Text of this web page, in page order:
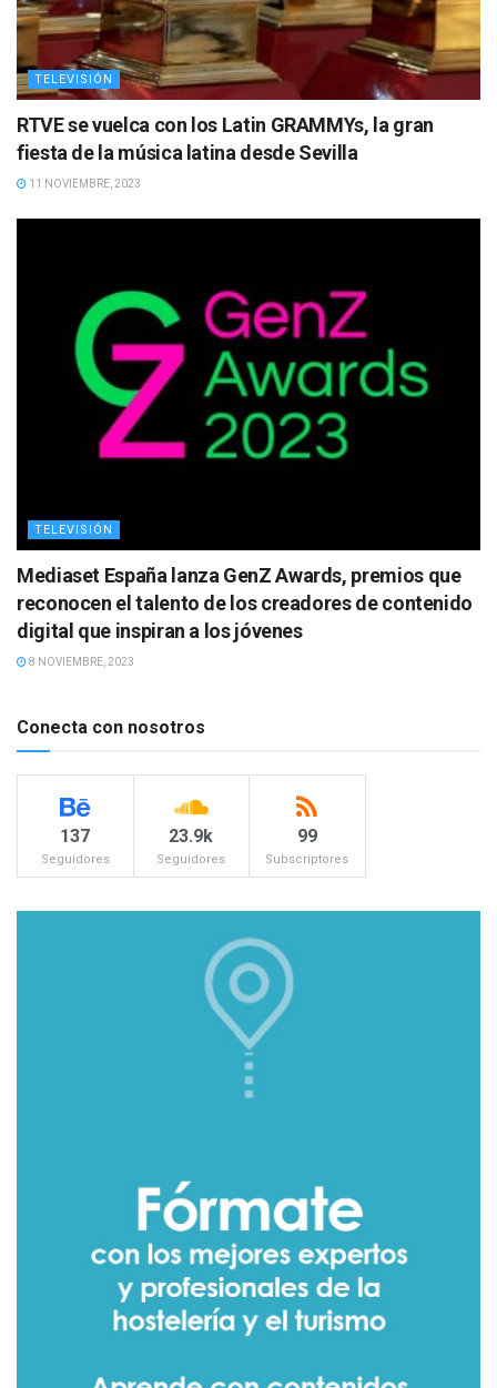
TELEVISIÓN
RTVE se vuelca con los Latin GRAMMYs, la gran
fiesta de la música latina desde Sevilla
11 NOVIEMBRE, 2023
TELEVISIÓN
Mediaset España lanza GenZ Awards, premios que
reconocen el talento de los creadores de contenido
digital que inspiran a los jóvenes
8 NOVIEMBRE, 2023
Conecta con nosotros
137
Seguidores
23.9k
Seguidores
99
Subscriptores